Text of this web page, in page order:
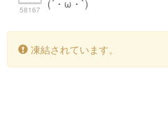
58167 (´・ω・`)
凍結されています。